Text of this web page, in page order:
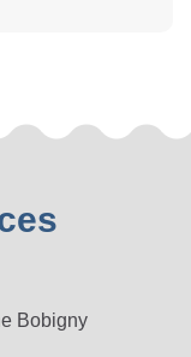
Bobigny